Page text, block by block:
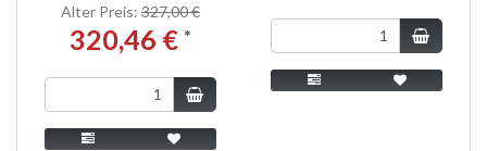
Alter Preis: 327,00 €
320,46 € *